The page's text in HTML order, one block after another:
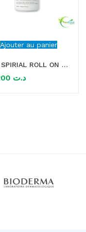
Ajouter au panier
SVR SPIRIAL ROLL ON ANTI TRANSPIRANT 48H 50ML
د.ت